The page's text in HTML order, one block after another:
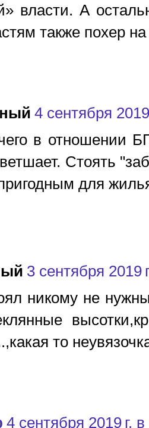
власти. А
также похер
4 сентября
в отношении
ветшает. Стоять
для
3 сентября 2019
никому не
то
4 сентября 2019 г.